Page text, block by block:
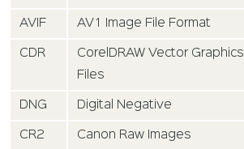
AVIF AV1 Image File Format
CDR
CorelDRAW Vector Graphics
Files
DNG Digital Negative
CR2 Canon Raw Images